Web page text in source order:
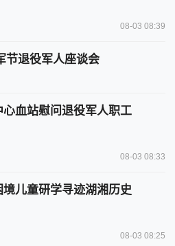
08-03 08:39
节退役军人座谈会
心血站慰问退役军人职工
08-03 08:33
境儿童研学寻迹湖湘历史
08-03 08:25